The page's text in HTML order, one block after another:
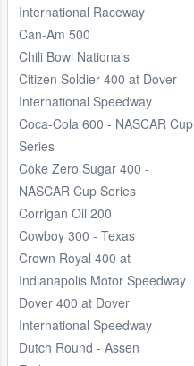
International Raceway
Can-Am 500
Chili Bowl Nationals
Citizen Soldier 400 at Dover
International Speedway
Coca-Cola 600 - NASCAR Cup
Series
Coke Zero Sugar 400 -
NASCAR Cup Series
Corrigan Oil 200
Cowboy 300 - Texas
Crown Royal 400 at
Indianapolis Motor Speedway
Dover 400 at Dover
International Speedway
Dutch Round - Assen